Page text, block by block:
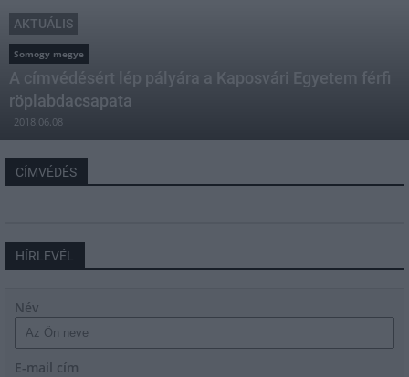
AKTUÁLIS
Somogy megye
A címvédésért lép pályára a Kaposvári Egyetem férfi
röplabdacsapata
2018.06.08
CÍMVÉDÉS
HÍRLEVÉL
Név
E-mail cím